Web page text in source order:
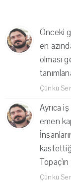
Önceki
en
olması
Çünkü
Ayrıca
emen
Çünkü